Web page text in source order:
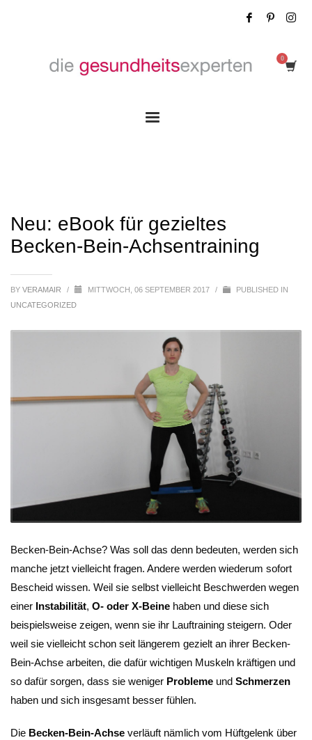
Neu: eBook für gezieltes
Becken-Bein-Achsentraining
BY VERAMAIR / MITTWOCH, 06 SEPTEMBER 2017 /
PUBLISHED IN
UNCATEGORIZED
Becken-Bein-Achse? Was soll das denn bedeuten, werden sich
manche jetzt vielleicht fragen. Andere werden wiederum sofort
Bescheid wissen. Weil sie selbst vielleicht Beschwerden wegen
einer Instabilität, O- oder X-Beine haben und diese sich
beispielsweise zeigen, wenn sie ihr Lauftraining steigern. Oder
weil sie vielleicht schon seit längerem gezielt an ihrer Becken-
Bein-Achse arbeiten, die dafür wichtigen Muskeln kräftigen und
so dafür sorgen, dass sie weniger Probleme und Schmerzen
haben und sich insgesamt besser fühlen.
Die Becken-Bein-Achse verläuft nämlich vom Hüftgelenk über